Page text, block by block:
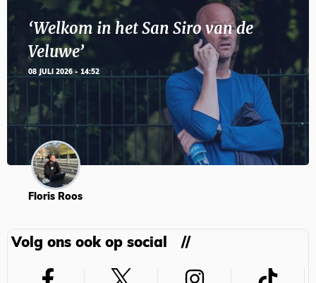
‘Welkom in het San Siro van de
Veluwe’
08 JULI 2026 - 14:52
Floris Roos
Volg ons ook op social